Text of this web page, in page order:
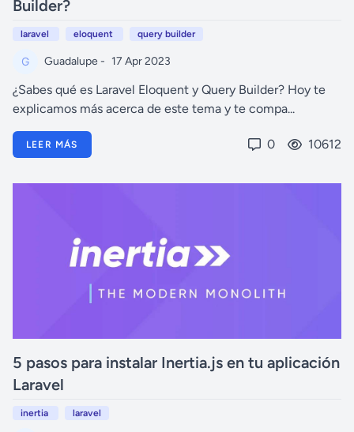
Builder?
laravel eloquent query builder
Guadalupe - 17 Apr 2023
¿Sabes qué es Laravel Eloquent y Query Builder? Hoy te
explicamos más acerca de este tema y te compa...
LEER MÁS 0 10612
5 pasos para instalar Inertia.js en tu aplicación
Laravel
inertia laravel